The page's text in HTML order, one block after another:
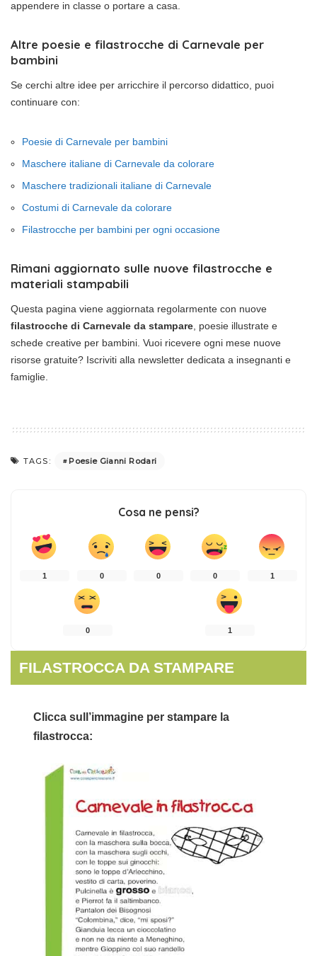
appendere in classe o portare a casa.
Altre poesie e filastrocche di Carnevale per
bambini
Se cerchi altre idee per arricchire il percorso didattico, puoi
continuare con:
Poesie di Carnevale per bambini
Maschere italiane di Carnevale da colorare
Maschere tradizionali italiane di Carnevale
Costumi di Carnevale da colorare
Filastrocche per bambini per ogni occasione
Rimani aggiornato sulle nuove filastrocche e
materiali stampabili
Questa pagina viene aggiornata regolarmente con nuove
filastrocche di Carnevale da stampare , poesie illustrate e
schede creative per bambini. Vuoi ricevere ogni mese nuove
risorse gratuite? Iscriviti alla newsletter dedicata a insegnanti e
famiglie.
TAGS: Poesie Gianni Rodari
Cosa ne pensi?
1 0 0 0 1
0 1
FILASTROCCA DA STAMPARE
Clicca sull’immagine per stampare la
filastrocca: